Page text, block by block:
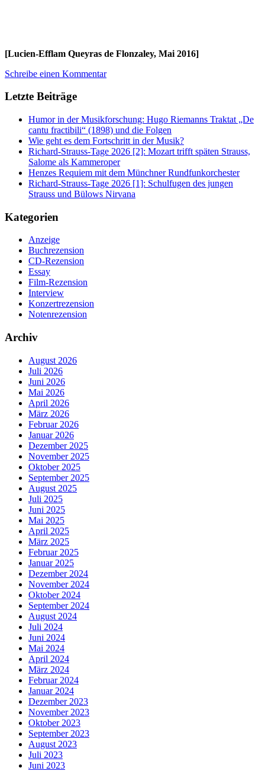
[Lucien-Efflam Queyras de Flonzaley, Mai 2016]
Schreibe einen Kommentar
Letzte Beiträge
Humor in der Musikforschung: Hugo Riemanns Traktat „De
cantu fractibili“ (1898) und die Folgen
Wie geht es dem Fortschritt in der Musik?
Richard-Strauss-Tage 2026 [2]: Mozart trifft späten Strauss,
Salome als Kammeroper
Henzes Requiem mit dem Münchner Rundfunkorchester
Richard-Strauss-Tage 2026 [1]: Schulfugen des jungen
Strauss und Bülows Nirvana
Kategorien
Anzeige
Buchrezension
CD-Rezension
Essay
Film-Rezension
Interview
Konzertrezension
Notenrezension
Archiv
August 2026
Juli 2026
Juni 2026
Mai 2026
April 2026
März 2026
Februar 2026
Januar 2026
Dezember 2025
November 2025
Oktober 2025
September 2025
August 2025
Juli 2025
Juni 2025
Mai 2025
April 2025
März 2025
Februar 2025
Januar 2025
Dezember 2024
November 2024
Oktober 2024
September 2024
August 2024
Juli 2024
Juni 2024
Mai 2024
April 2024
März 2024
Februar 2024
Januar 2024
Dezember 2023
November 2023
Oktober 2023
September 2023
August 2023
Juli 2023
Juni 2023